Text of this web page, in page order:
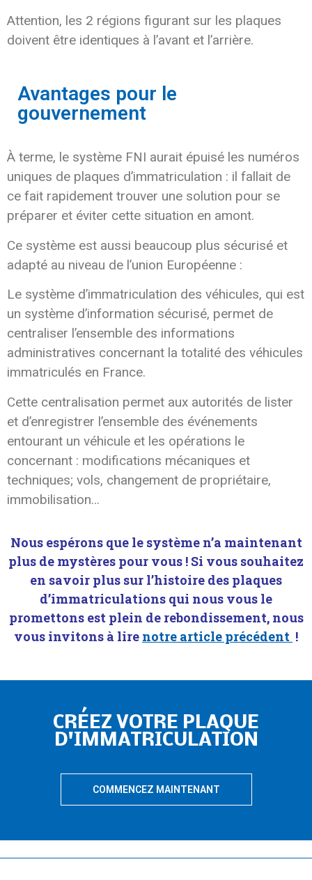
Attention, les 2 régions figurant sur les plaques
doivent être identiques à l’avant et l’arrière.
Avantages pour le
gouvernement
À terme, le système FNI aurait épuisé les numéros
uniques de plaques d’immatriculation : il fallait de
ce fait rapidement trouver une solution pour se
préparer et éviter cette situation en amont.
Ce système est aussi beaucoup plus sécurisé et
adapté au niveau de l’union Européenne :
Le système d’immatriculation des véhicules, qui est
un système d’information sécurisé, permet de
centraliser l’ensemble des informations
administratives concernant la totalité des véhicules
immatriculés en France.
Cette centralisation permet aux autorités de lister
et d’enregistrer l’ensemble des événements
entourant un véhicule et les opérations le
concernant : modifications mécaniques et
techniques; vols, changement de propriétaire,
immobilisation…
Nous espérons que le système n’a maintenant
plus de mystères pour vous ! Si vous souhaitez
en savoir plus sur l’histoire des plaques
d’immatriculations qui nous vous le
promettons est plein de rebondissement, nous
vous invitons à lire notre article précédent !
CRÉEZ VOTRE PLAQUE
D'IMMATRICULATION
COMMENCEZ MAINTENANT